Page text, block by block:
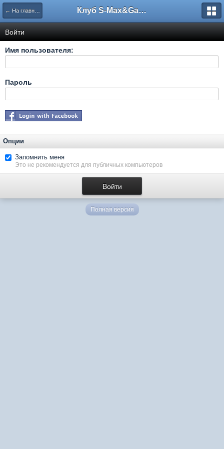
← На главную Клуб S-Max&Galaxy
Войти
Имя пользователя:
Пароль
Опции
Запомнить меня
Это не рекомендуется для публичных компьютеров
Полная версия